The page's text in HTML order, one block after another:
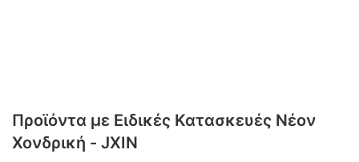
Προϊόντα με Ειδικές Κατασκευές Νέον
Χονδρική - JXIN